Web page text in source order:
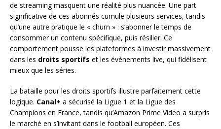
de streaming masquent une réalité plus nuancée. Une part
significative de ces abonnés cumule plusieurs services, tandis
qu’une autre pratique le « churn » : s’abonner le temps de
consommer un contenu spécifique, puis résilier. Ce
comportement pousse les plateformes à investir massivement
dans les droits sportifs et les événements live, qui fidélisent
mieux que les séries.
La bataille pour les droits sportifs illustre parfaitement cette
logique. Canal+ a sécurisé la Ligue 1 et la Ligue des
Champions en France, tandis qu’Amazon Prime Video a surpris
le marché en s’invitant dans le football européen. Ces